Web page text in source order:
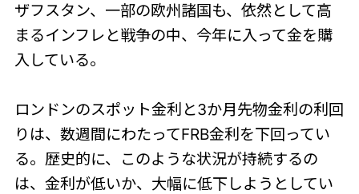
ザフスタン、一部の欧州諸国も、依然として高
まるインフレと戦争の中、今年に入って金を購
入している。
ロンドンのスポット金利と3か月先物金利の利回
りは、数週間にわたってFRB金利を下回ってい
る。歴史的に、このような状況が持続するの
は、金利が低いか、大幅に低下しようとしてい